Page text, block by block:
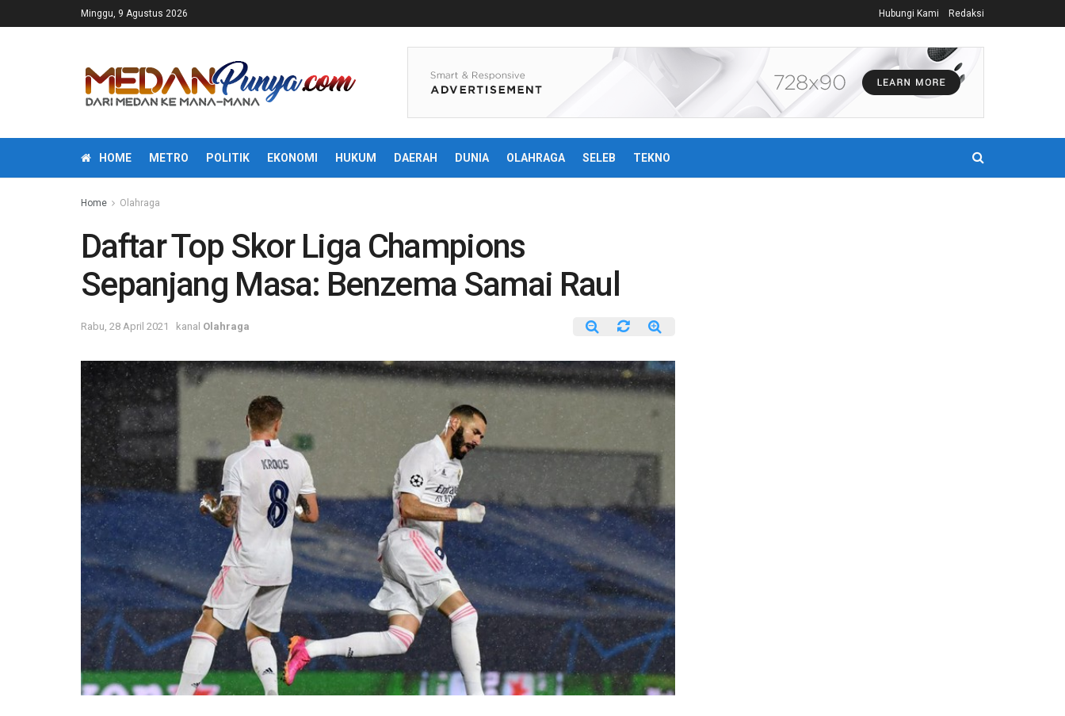
Minggu, 9 Agustus 2026 Hubungi Kami Redaksi
HOME METRO POLITIK EKONOMI HUKUM DAERAH DUNIA OLAHRAGA SELEB TEKNO
Home Olahraga
Daftar Top Skor Liga Champions
Sepanjang Masa: Benzema Samai Raul
Rabu, 28 April 2021 kanal Olahraga